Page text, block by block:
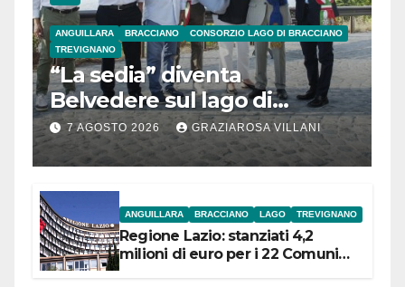
ANGUILLARA BRACCIANO
CONSORZIO LAGO DI BRACCIANO
TREVIGNANO
“La sedia” diventa
Belvedere sul lago di
Bracciano: ieri
l’inaugurazione
7 AGOSTO 2026 GRAZIAROSA VILLANI
ANGUILLARA BRACCIANO LAGO TREVIGNANO
Regione Lazio: stanziati 4,2
milioni di euro per i 22 Comuni